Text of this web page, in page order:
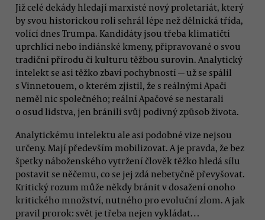
Již celé dekády hledají marxisté nový proletariát, který
by svou historickou roli sehrál lépe než dělnická třída,
volící dnes Trumpa. Kandidáty jsou třeba klimatičtí
uprchlíci nebo indiánské kmeny, připravované o svou
tradiční přírodu či kulturu těžbou surovin. Analytický
intelekt se asi těžko zbaví pochybností — už se spálil
s Vinnetouem, o kterém zjistil, že s reálnými Apači
neměl nic společného; reální Apačové se nestarali
o osud lidstva, jen bránili svůj podivný způsob života.
Analytickému intelektu ale asi podobné vize nejsou
určeny. Mají především mobilizovat. A je pravda, že bez
špetky náboženského vytržení člověk těžko hledá sílu
postavit se něčemu, co se jej zdá nebetyčně převyšovat.
Kritický rozum může někdy bránit v dosažení onoho
kritického množství, nutného pro evoluční zlom. A jak
pravil prorok: svět je třeba nejen vykládat…